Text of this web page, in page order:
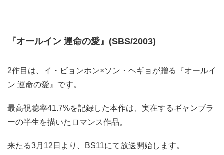
『オールイン 運命の愛』(SBS/2003)
2作目は、イ・ビョンホン×ソン・ヘギョが贈る『オールイ
ン 運命の愛』です。
最高視聴率41.7%を記録した本作は、実在するギャンブラ
ーの半生を描いたロマンス作品。
来たる3月12日より、BS11にて放送開始します。